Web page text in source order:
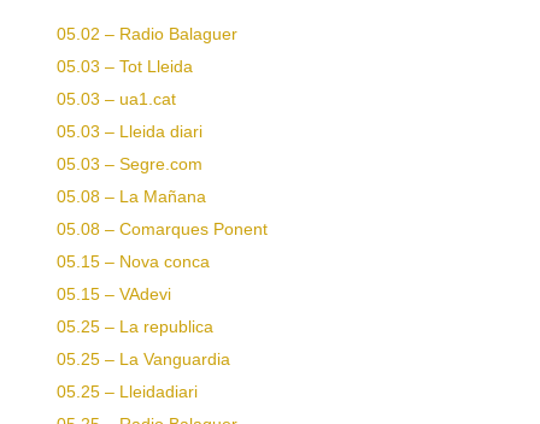
05.02 – Radio Balaguer
05.03 – Tot Lleida
05.03 – ua1.cat
05.03 – Lleida diari
05.03 – Segre.com
05.08 – La Mañana
05.08 – Comarques Ponent
05.15 – Nova conca
05.15 – VAdevi
05.25 – La republica
05.25 – La Vanguardia
05.25 – Lleidadiari